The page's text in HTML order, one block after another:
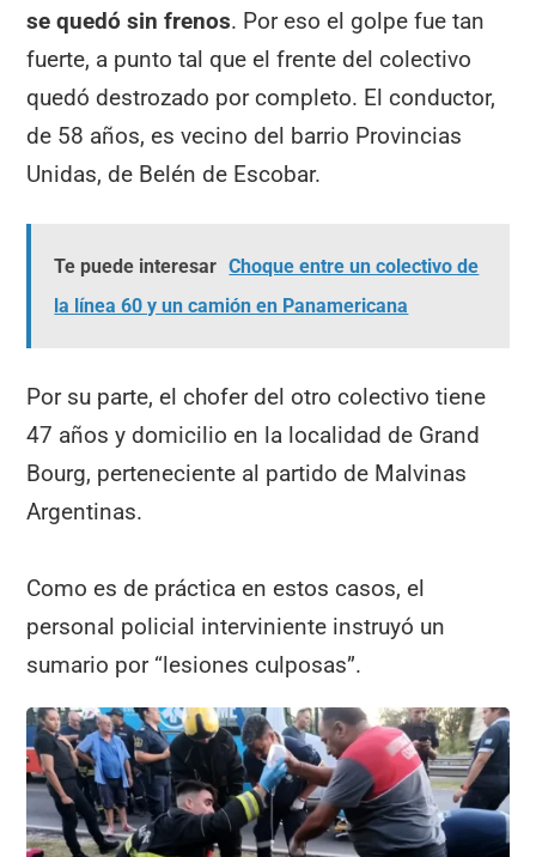
se quedó sin frenos. Por eso el golpe fue tan
fuerte, a punto tal que el frente del colectivo
quedó destrozado por completo. El conductor,
de 58 años, es vecino del barrio Provincias
Unidas, de Belén de Escobar.
Te puede interesar Choque entre un colectivo de
la línea 60 y un camión en Panamericana
Por su parte, el chofer del otro colectivo tiene
47 años y domicilio en la localidad de Grand
Bourg, perteneciente al partido de Malvinas
Argentinas.
Como es de práctica en estos casos, el
personal policial interviniente instruyó un
sumario por “lesiones culposas”.